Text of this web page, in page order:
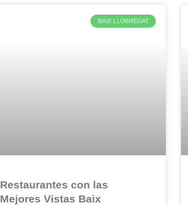
BAIX LLOBREGAT
Restaurantes con las
Mejores Vistas Baix